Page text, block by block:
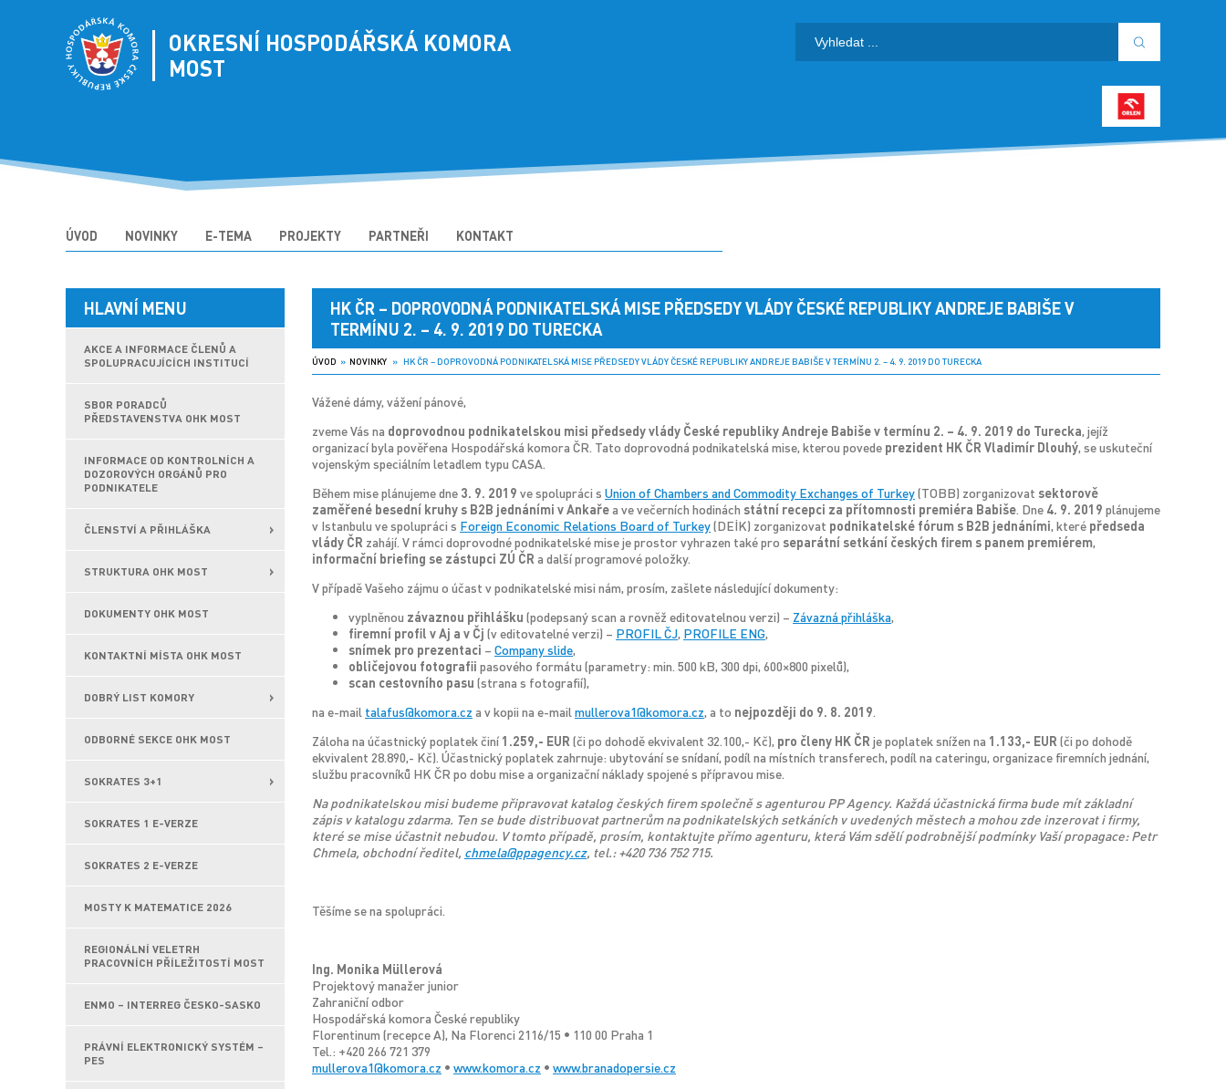
OKRESNÍ HOSPODÁŘSKÁ KOMORA
MOST
ÚVOD NOVINKY E-TEMA PROJEKTY PARTNEŘI KONTAKT
HLAVNÍ MENU
AKCE A INFORMACE ČLENŮ A
SPOLUPRACUJÍCÍCH INSTITUCÍ
SBOR PORADCŮ
PŘEDSTAVENSTVA OHK MOST
INFORMACE OD KONTROLNÍCH A
DOZOROVÝCH ORGÁNŮ PRO
PODNIKATELE
ČLENSTVÍ A PŘIHLÁŠKA
STRUKTURA OHK MOST
DOKUMENTY OHK MOST
KONTAKTNÍ MÍSTA OHK MOST
DOBRÝ LIST KOMORY
ODBORNÉ SEKCE OHK MOST
SOKRATES 3+1
SOKRATES 1 E-VERZE
SOKRATES 2 E-VERZE
MOSTY K MATEMATICE 2026
REGIONÁLNÍ VELETRH
PRACOVNÍCH PŘÍLEŽITOSTÍ MOST
ENMO – INTERREG ČESKO-SASKO
PRÁVNÍ ELEKTRONICKÝ SYSTÉM –
PES
HK ČR – DOPROVODNÁ PODNIKATELSKÁ MISE PŘEDSEDY VLÁDY ČESKÉ REPUBLIKY ANDREJE BABIŠE V
TERMÍNU 2. – 4. 9. 2019 DO TURECKA
ÚVOD » NOVINKY » HK ČR – DOPROVODNÁ PODNIKATELSKÁ MISE PŘEDSEDY VLÁDY ČESKÉ REPUBLIKY ANDREJE BABIŠE V TERMÍNU 2. – 4. 9. 2019 DO TURECKA
Vážené dámy, vážení pánové,
zveme Vás na doprovodnou podnikatelskou misi předsedy vlády České republiky Andreje Babiše v termínu 2. – 4. 9. 2019 do Turecka, jejíž
organizací byla pověřena Hospodářská komora ČR. Tato doprovodná podnikatelská mise, kterou povede prezident HK ČR Vladimír Dlouhý, se uskuteční
vojenským speciálním letadlem typu CASA.
Během mise plánujeme dne 3. 9. 2019 ve spolupráci s Union of Chambers and Commodity Exchanges of Turkey(TOBB) zorganizovat sektorově
zaměřené besední kruhy s B2B jednáními v Ankařea ve večerních hodinách státní recepci za přítomnosti premiéra Babiše. Dne 4. 9. 2019 plánujeme
v Istanbulu ve spolupráci s Foreign Economic Relations Board of Turkey(DEİK) zorganizovat podnikatelské fórum s B2B jednáními, které předseda
vlády ČR zahájí. V rámci doprovodné podnikatelské mise je prostor vyhrazen také pro separátní setkání českých firem s panem premiérem,
informační briefing se zástupci ZÚ ČR a další programové položky.
V případě Vašeho zájmu o účast v podnikatelské misi nám, prosím, zašlete následující dokumenty:
vyplněnou závaznou přihlášku (podepsaný scan a rovněž editovatelnou verzi) – Závazná přihláška,
firemní profil v Aj a v Čj (v editovatelné verzi) – PROFIL ČJ, PROFILE ENG,
snímek pro prezentaci – Company slide,
obličejovou fotografii pasového formátu (parametry: min. 500 kB, 300 dpi, 600×800 pixelů),
scan cestovního pasu (strana s fotografií),
na e-mail talafus@komora.cz a v kopii na e-mail mullerova1@komora.cz, a to nejpozději do 9. 8. 2019.
Záloha na účastnický poplatek činí 1.259,- EUR (či po dohodě ekvivalent 32.100,- Kč), pro členy HK ČR je poplatek snížen na 1.133,- EUR (či po dohodě
ekvivalent 28.890,- Kč). Účastnický poplatek zahrnuje: ubytování se snídaní, podíl na místních transferech, podíl na cateringu, organizace firemních jednání,
službu pracovníků HK ČR po dobu mise a organizační náklady spojené s přípravou mise.
Na podnikatelskou misi budeme připravovat katalog českých firem společně s agenturou PP Agency. Každá účastnická firma bude mít základní
zápis v katalogu zdarma. Ten se bude distribuovat partnerům na podnikatelských setkáních v uvedených městech a mohou zde inzerovat i firmy,
které se mise účastnit nebudou. V tomto případě, prosím, kontaktujte přímo agenturu, která Vám sdělí podrobnější podmínky Vaší propagace: Petr
Chmela, obchodní ředitel, chmela@ppagency.cz, tel.: +420 736 752 715.
Těšíme se na spolupráci.
Ing. Monika Müllerová
Projektový manažer junior
Zahraniční odbor
Hospodářská komora České republiky
Florentinum (recepce A), Na Florenci 2116/15 • 110 00 Praha 1
Tel.: +420 266 721 379
mullerova1@komora.cz • www.komora.cz • www.branadopersie.cz